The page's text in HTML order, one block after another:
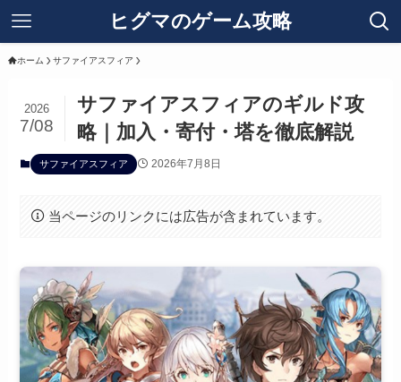
ヒグマのゲーム攻略
ホーム サファイアスフィア
サファイアスフィアのギルド攻
略｜加入・寄付・塔を徹底解説
2026
7/08
サファイアスフィア 2026年7月8日
当ページのリンクには広告が含まれています。